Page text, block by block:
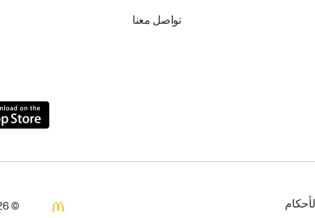
تواصل معنا
© 2026 ماكدونالدز. جميع الحقوق محفوظة.